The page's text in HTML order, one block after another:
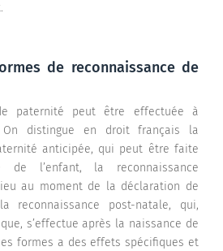
de reconnaissance de
paternité peut être effectuée à
On distingue en droit français la
anticipée, qui peut être faite
de l’enfant, la reconnaissance
au moment de la déclaration de
reconnaissance post-natale, qui,
s’effectue après la naissance de
formes a des effets spécifiques et